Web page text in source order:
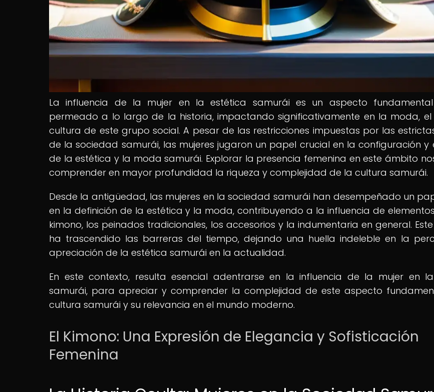
La influencia de la mujer en la estética samurái es un aspecto
permeado a lo largo de la historia, impactando significativamente en la moda,
cultura de este grupo social. A pesar de las restricciones impuestas por las
de la sociedad samurái, las mujeres jugaron un papel crucial en la configuración y
de la estética y la moda samurái. Explorar la presencia femenina en este ámbito
comprender en mayor profundidad la riqueza y complejidad de la cultura samurái.
Desde la antigüedad, las mujeres en la sociedad samurái han desempeñado un
en la definición de la estética y la moda, contribuyendo a la influencia de
kimono, los peinados tradicionales, los accesorios y la indumentaria en general.
ha trascendido las barreras del tiempo, dejando una huella indeleble en la
apreciación de la estética samurái en la actualidad.
En este contexto, resulta esencial adentrarse en la influencia de la mujer en
samurái, para apreciar y comprender la complejidad de este aspecto
cultura samurái y su relevancia en el mundo moderno.
El Kimono: Una Expresión de Elegancia y Sofisticación
Femenina